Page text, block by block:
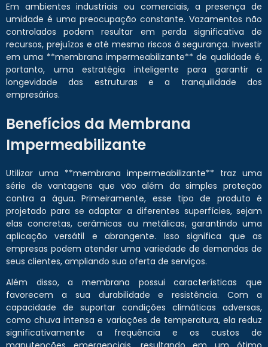
Em ambientes industriais ou comerciais, a presença de
umidade é uma preocupação constante. Vazamentos não
controlados podem resultar em perda significativa de
recursos, prejuízos e até mesmo riscos à segurança. Investir
em uma **membrana impermeabilizante** de qualidade é,
portanto, uma estratégia inteligente para garantir a
longevidade das estruturas e a tranquilidade dos
empresários.
Benefícios da Membrana
Impermeabilizante
Utilizar uma **membrana impermeabilizante** traz uma
série de vantagens que vão além da simples proteção
contra a água. Primeiramente, esse tipo de produto é
projetado para se adaptar a diferentes superfícies, sejam
elas concretas, cerâmicas ou metálicas, garantindo uma
aplicação versátil e abrangente. Isso significa que as
empresas podem atender uma variedade de demandas de
seus clientes, ampliando sua oferta de serviços.
Além disso, a membrana possui características que
favorecem a sua durabilidade e resistência. Com a
capacidade de suportar condições climáticas adversas,
como chuva intensa e variações de temperatura, ela reduz
significativamente a frequência e os custos de